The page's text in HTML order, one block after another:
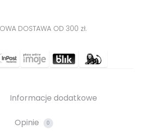
DOSTAWA OD 300 zł.
Informacje dodatkowe
Opinie 0